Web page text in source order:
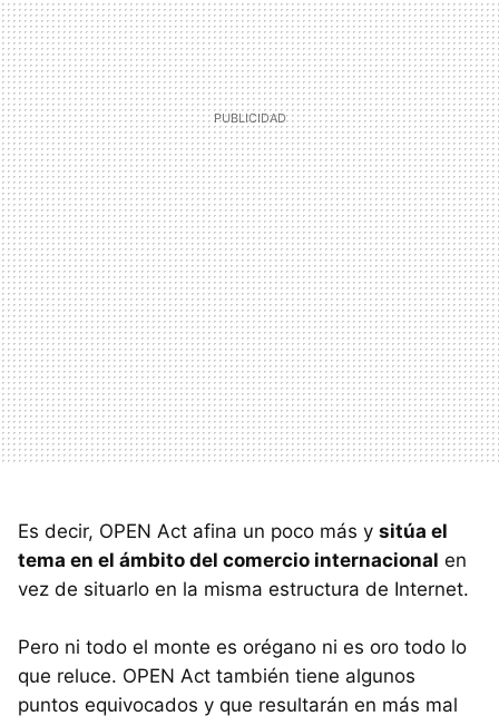
Es decir, OPEN Act afina un poco más y sitúa el
tema en el ámbito del comercio internacional en
vez de situarlo en la misma estructura de Internet.
Pero ni todo el monte es orégano ni es oro todo lo
que reluce. OPEN Act también tiene algunos
puntos equivocados y que resultarán en más mal